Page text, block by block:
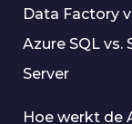
Data Factory
Azure SQL vs.
Server
Hoe werkt de